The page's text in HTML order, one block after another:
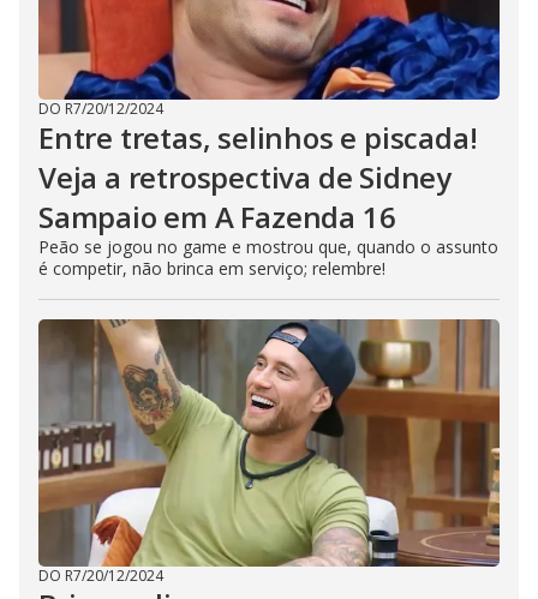
DO R7/20/12/2024
Entre tretas, selinhos e piscada!
Veja a retrospectiva de Sidney
Sampaio em A Fazenda 16
Peão se jogou no game e mostrou que, quando o assunto
é competir, não brinca em serviço; relembre!
DO R7/20/12/2024